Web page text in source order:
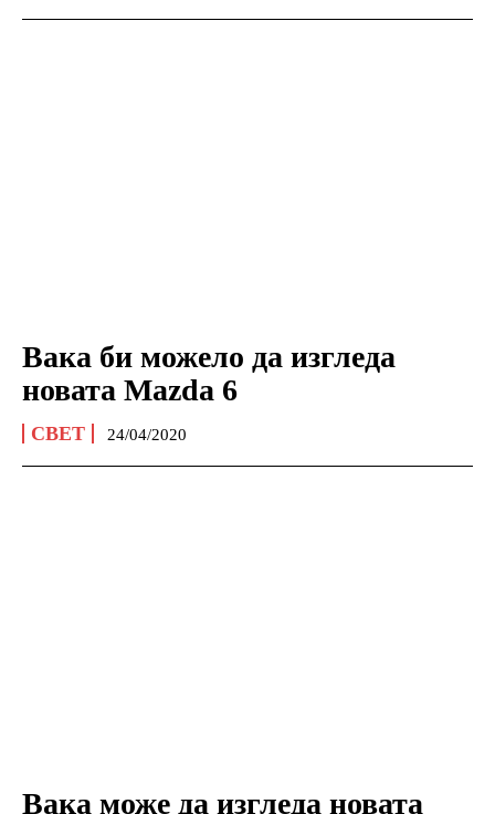
Вака би можело да изгледа
новата Mazda 6
СВЕТ 24/04/2020
Вака може да изгледа новата